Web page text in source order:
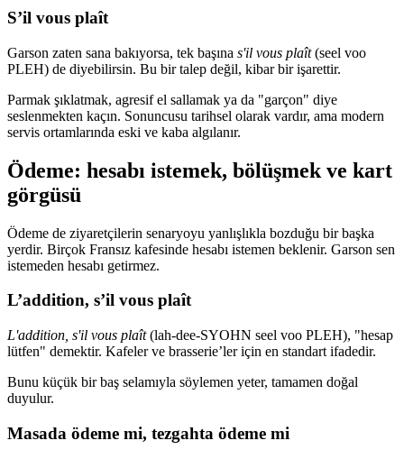
S’il vous plaît
Garson zaten sana bakıyorsa, tek başına s'il vous plaît(seel voo
PLEH) de diyebilirsin. Bu bir talep değil, kibar bir işarettir.
Parmak şıklatmak, agresif el sallamak ya da "garçon" diye
seslenmekten kaçın. Sonuncusu tarihsel olarak vardır, ama modern
servis ortamlarında eski ve kaba algılanır.
Ödeme: hesabı istemek, bölüşmek ve kart
görgüsü
Ödeme de ziyaretçilerin senaryoyu yanlışlıkla bozduğu bir başka
yerdir. Birçok Fransız kafesinde hesabı istemen beklenir. Garson sen
istemeden hesabı getirmez.
L’addition, s’il vous plaît
L'addition, s'il vous plaît(lah-dee-SYOHN seel voo PLEH), "hesap
lütfen" demektir. Kafeler ve brasserie’ler için en standart ifadedir.
Bunu küçük bir baş selamıyla söylemen yeter, tamamen doğal
duyulur.
Masada ödeme mi, tezgahta ödeme mi